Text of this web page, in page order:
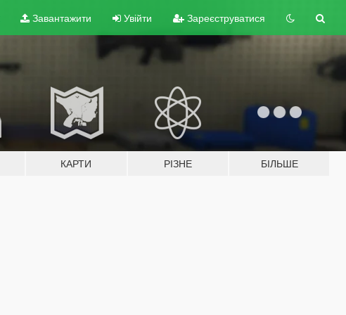
Завантажити Увійти Зареєструватися
КАРТИ РІЗНЕ БІЛЬШЕ